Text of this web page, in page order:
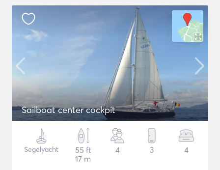
Sailboat center cockpit
Segelyacht
55 ft
17 m
4 3 4